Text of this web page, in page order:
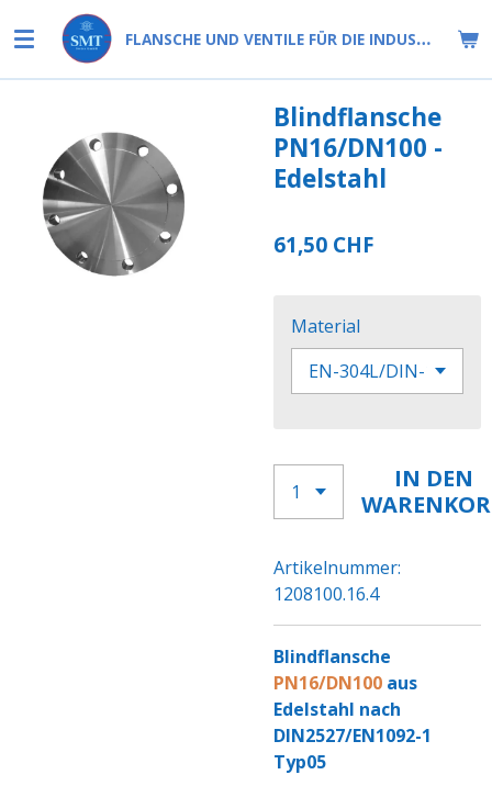
Hauptinhalt
springen
FLANSCHE UND VENTILE FÜR DIE INDUSTRIE
Blindflansche
PN16/DN100 -
Edelstahl
61,50 CHF
Material
IN DEN
Artikelnummer:
1208100.16.4
Blindflansche
PN16/DN100 aus
Edelstahl nach
DIN2527/EN1092-1
Typ05